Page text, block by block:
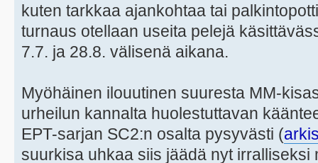
kuten tarkkaa ajankohtaa tai
turnaus otellaan useita pelejä
7.7. ja 28.8. välisenä aikana.
Myöhäinen ilouutinen suuresta MM-
urheilun kannalta huolestuttavan
EPT-sarjan SC2:n osalta pysyvästi (
suurkisa uhkaa siis jäädä nyt irralliseksi